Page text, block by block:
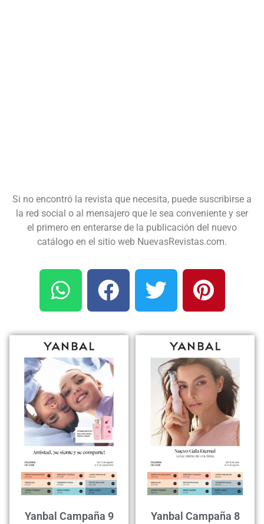
Si no encontró la revista que necesita, puede suscribirse a
la red social o al mensajero que le sea conveniente y ser
el primero en enterarse de la publicación del nuevo
catálogo en el sitio web NuevasRevistas.com.
Yanbal Campaña 9
Yanbal Campaña 8